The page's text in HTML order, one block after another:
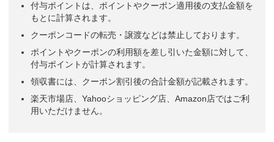
付与ポイントは、ポイントやクーポン適用後の支払金額を
もとに計算されます。
クーポンコードの転売・譲渡などは禁止しております。
ポイントやクーポンの利用額を差し引いた金額に対して、
付与ポイントが計算されます。
領収書には、クーポン割引後の合計金額が記載されます。
楽天市場店、Yahooショッピング店、Amazon店ではご利
用いただけません。